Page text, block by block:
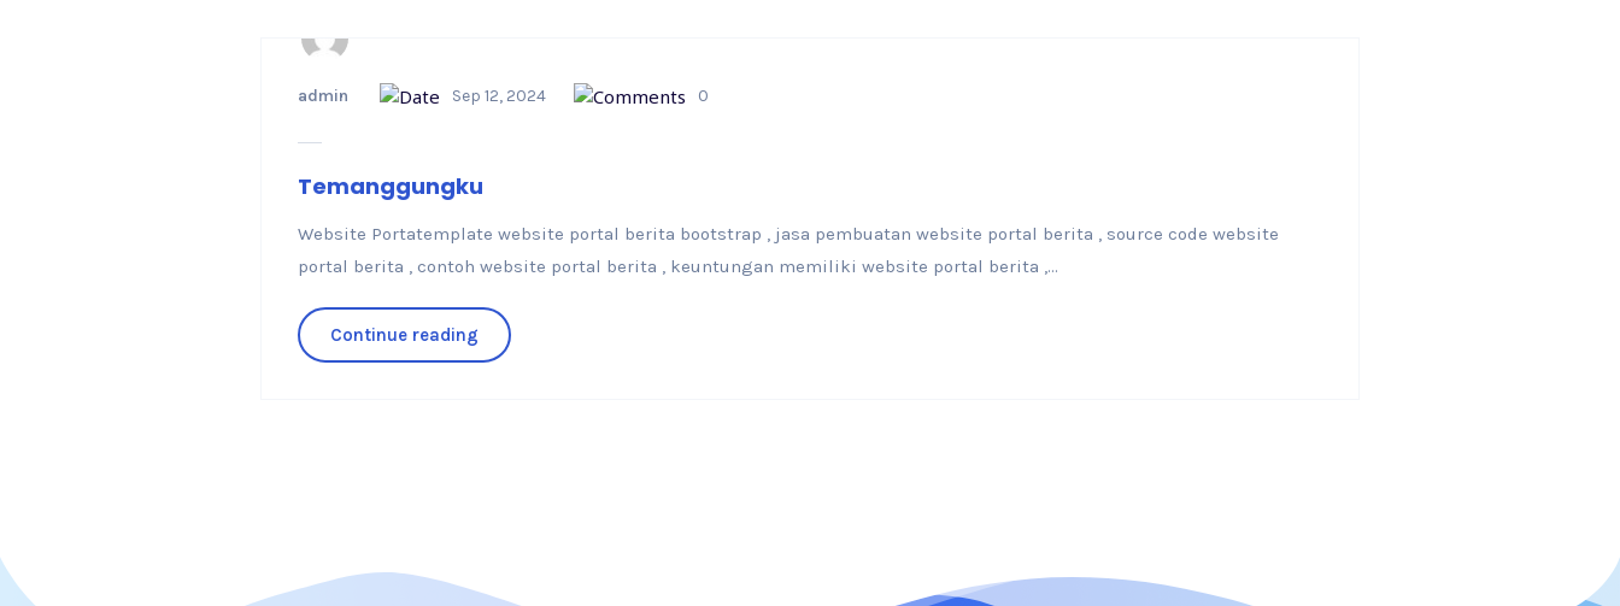
admin Sep 12, 2024 0
Temanggungku
Website Portatemplate website portal berita bootstrap , jasa pembuatan website portal berita , source code website
portal berita , contoh website portal berita , keuntungan memiliki website portal berita ,...
Continue reading